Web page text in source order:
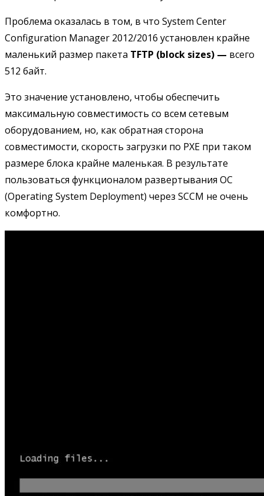
Проблема оказалась в том, в что System Center
Configuration Manager 2012/2016 установлен крайне
маленький размер пакета TFTP (block sizes) — всего
512 байт.
Это значение установлено, чтобы обеспечить
максимальную совместимость со всем сетевым
оборудованием, но, как обратная сторона
совместимости, скорость загрузки по PXE при таком
размере блока крайне маленькая. В результате
пользоваться функционалом развертывания ОС
(Operating System Deployment) через SCCM не очень
комфортно.